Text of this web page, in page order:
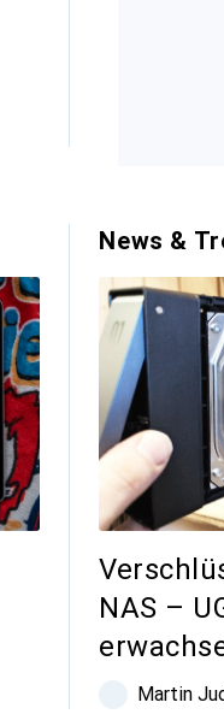
News &
NAS –
Martin